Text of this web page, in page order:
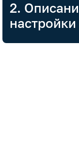
2.
настройки